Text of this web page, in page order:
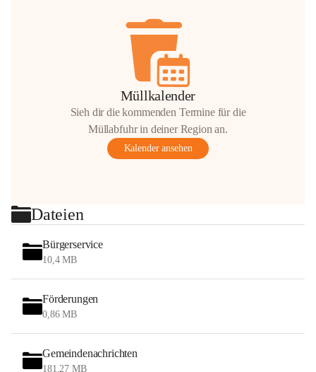
Müllkalender
Sieh dir die kommenden Termine für die
Müllabfuhr in deiner Region an.
Kalender ansehen
Dateien
Bürgerservice
10,4 MB
Förderungen
0,86 MB
Gemeindenachrichten
181,27 MB